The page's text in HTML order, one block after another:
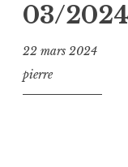
03/2024
22 mars 2024
pierre